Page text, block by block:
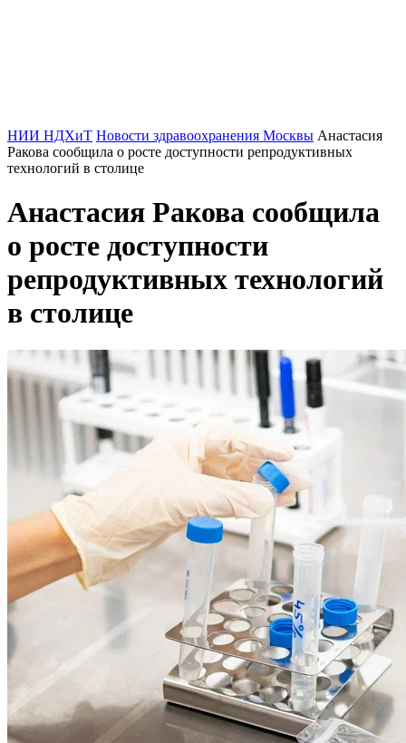
НИИ НДХиТ Новости здравоохранения Москвы Анастасия
Ракова сообщила о росте доступности репродуктивных
технологий в столице
Анастасия Ракова сообщила
о росте доступности
репродуктивных технологий
в столице